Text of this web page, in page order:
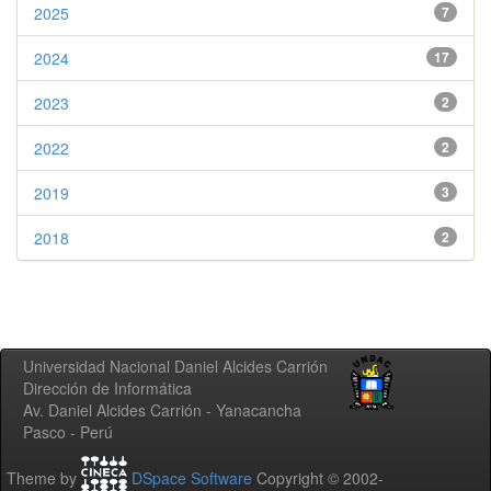
7
2025
17
2024
2
2023
2
2022
3
2019
2
2018
Universidad Nacional Daniel Alcides Carrión
Dirección de Informática
Av. Daniel Alcides Carrión - Yanacancha
Pasco - Perú
Theme by DSpace Software Copyright © 2002-